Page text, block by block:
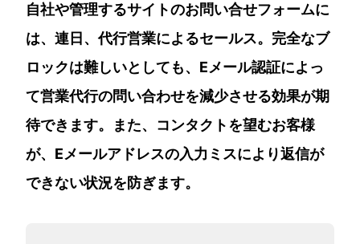
自社や管理するサイトのお問い合せフォームに
は、連日、代行営業によるセールス。完全なブ
ロックは難しいとしても、Eメール認証によっ
て営業代行の問い合わせを減少させる効果が期
待できます。また、コンタクトを望むお客様
が、Eメールアドレスの入力ミスにより返信が
できない状況を防ぎます。